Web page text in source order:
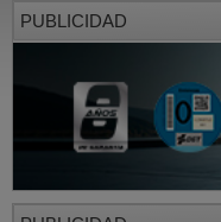
PUBLICIDAD